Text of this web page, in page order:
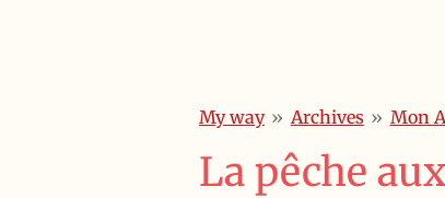
My way » Archives » Mon
La pêche